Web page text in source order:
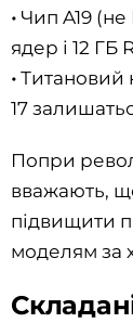
• Чип A19
ядер і 12 ГБ
• Титановий
17
Попри
вважають,
підвищити
моделям за